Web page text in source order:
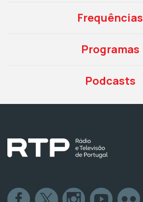
Frequências
Programas
Podcasts